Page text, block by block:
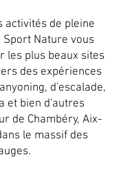
activités de pleine
Sport Nature vous
les plus beaux sites
des expériences
d'escalade,
et bien d'autres
de Chambéry, Aix-
le massif des